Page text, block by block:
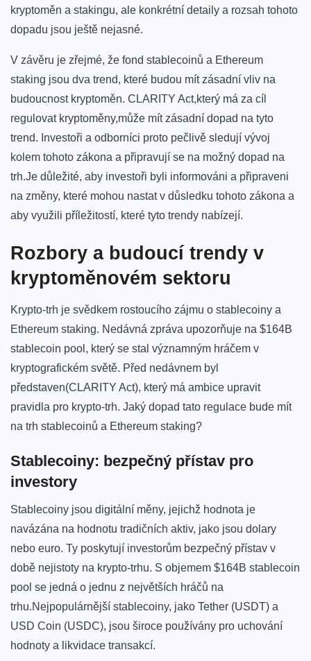
kryptoměn a stakingu, ​ale konkrétní detaily a rozsah tohoto
dopadu⁢ jsou ještě nejasné.
V závěru je zřejmé, že​ fond stablecoinů a Ethereum
‌staking ‍jsou dva trend, které ⁢budou mít zásadní vliv na
budoucnost kryptoměn. CLARITY Act,který‌ má ​za cíl‌
regulovat⁣ kryptoměny,může ‌mít zásadní dopad na tyto
trend. Investoři a odborníci proto pečlivě sledují vývoj
kolem⁢ tohoto zákona a připravují⁢ se na možný dopad ⁣na
⁢trh.Je ‌důležité, aby investoři byli⁤ informováni a připraveni
⁣na změny, ⁢které mohou nastat v důsledku⁢ tohoto zákona ⁣a
⁤aby využili​ příležitostí, ‍které ⁢tyto trendy nabízejí.
Rozbory​ a‍ budoucí trendy v
kryptoměnovém sektoru
Krypto-trh je svědkem ⁢rostoucího zájmu o stablecoiny a
Ethereum staking. Nedávná zpráva upozorňuje​ na $164B
stablecoin pool, který se stal významným hráčem v
kryptografickém světě. Před nedávnem byl
představen(CLARITY Act), který⁤ má ambice upravit
pravidla pro ⁢krypto-trh.‍ Jaký dopad tato regulace bude mít
na trh stablecoinů a Ethereum ‌staking?
Stablecoiny: bezpečný ​přístav pro
investory
Stablecoiny jsou digitální měny, ‌jejichž hodnota ⁢je
⁤navázána na⁤ hodnotu⁢ tradičních aktiv, ⁣jako jsou dolary ​
nebo‍ euro. Ty poskytují investorům bezpečný⁣ přístav v
době‌ nejistoty na krypto-trhu. S objemem $164B stablecoin
pool se ⁢jedná o jednu z největších​ hráčů ⁤na
trhu.Nejpopulárnější stablecoiny, ​jako Tether (USDT)‌ a
USD Coin (USDC), jsou‍ široce používány pro uchování
hodnoty a⁢ likvidace transakcí.